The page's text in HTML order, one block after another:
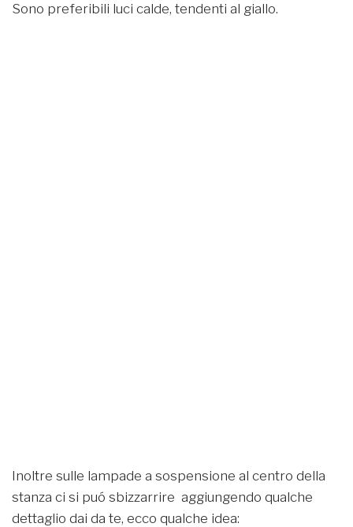
Sono preferibili luci calde, tendenti al giallo.
Inoltre sulle lampade a sospensione al centro della
stanza ci si puó sbizzarrire aggiungendo qualche
dettaglio dai da te, ecco qualche idea: